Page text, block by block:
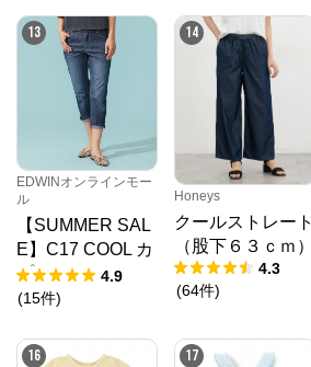
13
EDWINオンラインモー
ル
【SUMMER SAL
E】C17 COOL カ
プリ デニムパン
ツ【涼】
4.9
(15件)
14
Honeys
クールストレート
（股下６３ｃｍ）
4.3
(64件)
16 17